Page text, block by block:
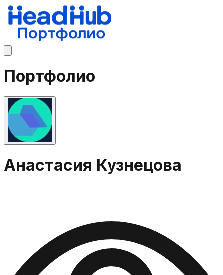
Портфолио
Анастасия Кузнецова